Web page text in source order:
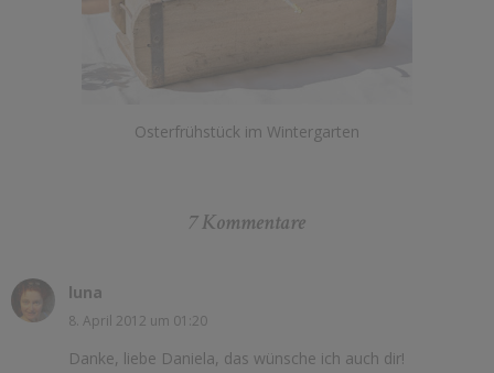
Osterfrühstück im Wintergarten
7 Kommentare
luna
8. April 2012 um 01:20
Danke, liebe Daniela, das wünsche ich auch dir!